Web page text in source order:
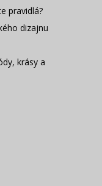
pravidlá?
dizajnu
krásy a